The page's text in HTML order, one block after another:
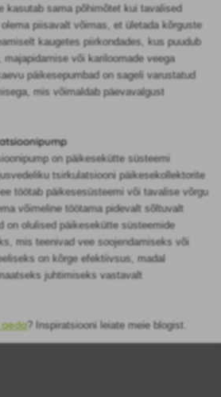
kasutab sama põhimõtet kui tavalised
piisavalt võimas, et ületada kõrguste
kaugetes piirkondades, kus puudub
majapidamise või kariloomade veega
päikesepumbad on sageli varustatud
mis võimaldab päevavalgust
on päikesekütte süsteemi
tsirkulatsiooni päikesekollektorite
töötab päikesesüsteemi või tavalise võrgu
võimeline töötama pidevalt sõltuvalt
on olulised päikesekütte süsteemide
mis teenivad vee soojendamiseks või
on kõrge efektiivsus, madal
juhtimiseks vastavalt
? Inspiratsiooni leiate meie blogist.